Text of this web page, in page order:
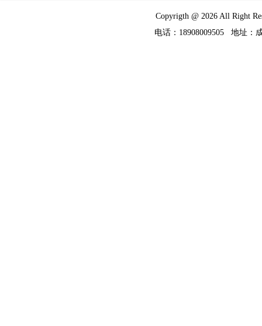
Copyrigth @ 2026 All Right
电话：18908009505 地址：